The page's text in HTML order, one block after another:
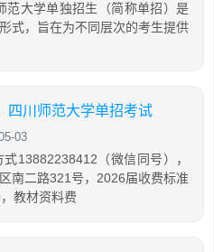
范大学单独招生（简称单招）是
式，旨在为不同层次的考生提供
四川师范大学单招考试
03
13882238412（微信同号），
南二路321号，2026届收费标准
教材资料费